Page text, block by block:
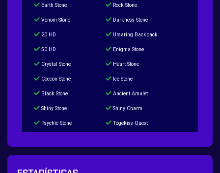
Earth Stone Rock Stone
Venom Stone Darkness Stone
20 HD Ursaring Backpack
50 HD Enigma Stone
Crystal Stone Heart Stone
Coccon Stone Ice Stone
Black Stone Ancient Amulet
Shiny Stone Shiny Charm
Psychic Stone Togekiss Quest
200 Great Ball Quest